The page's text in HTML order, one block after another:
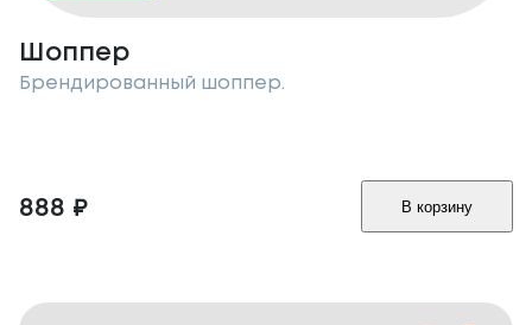
Шоппер
Брендированный шоппер.
888 ₽ В корзину